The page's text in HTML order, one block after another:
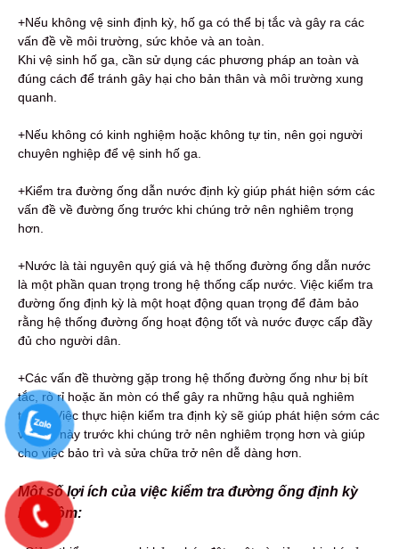
+Nếu không vệ sinh định kỳ, hố ga có thể bị tắc và gây ra các
vấn đề về môi trường, sức khỏe và an toàn.
Khi vệ sinh hố ga, cần sử dụng các phương pháp an toàn và
đúng cách để tránh gây hại cho bản thân và môi trường xung
quanh.
+Nếu không có kinh nghiệm hoặc không tự tin, nên gọi người
chuyên nghiệp để vệ sinh hố ga.
+Kiểm tra đường ống dẫn nước định kỳ giúp phát hiện sớm các
vấn đề về đường ống trước khi chúng trở nên nghiêm trọng
hơn.
+Nước là tài nguyên quý giá và hệ thống đường ống dẫn nước
là một phần quan trọng trong hệ thống cấp nước. Việc kiểm tra
đường ống định kỳ là một hoạt động quan trọng để đảm bảo
rằng hệ thống đường ống hoạt động tốt và nước được cấp đầy
đủ cho người dân.
+Các vấn đề thường gặp trong hệ thống đường ống như bị bít
tắc, rò rỉ hoặc ăn mòn có thể gây ra những hậu quả nghiêm
trọng. Việc thực hiện kiểm tra định kỳ sẽ giúp phát hiện sớm các
vấn đề này trước khi chúng trở nên nghiêm trọng hơn và giúp
cho việc bảo trì và sửa chữa trở nên dễ dàng hơn.
Một số lợi ích của việc kiểm tra đường ống định kỳ
bao gồm: